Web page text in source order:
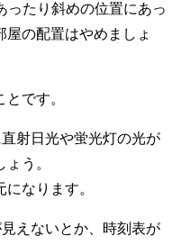
ったり斜めの位置にあっ
の配置はやめましょ
です。
射日光や蛍光灯の光が
う。
なります。
えないとか、時刻表が